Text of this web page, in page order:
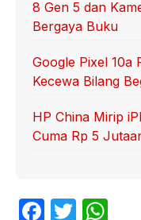
8 Gen 5 dan
Bergaya Buku
Google Pixel 10a
Kecewa Bilang
HP China Mirip
Cuma Rp 5
F
T